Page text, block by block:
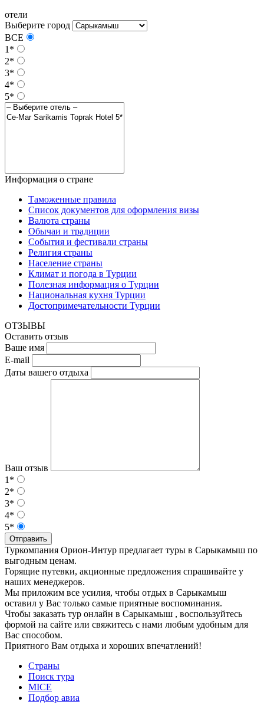
отели
Выберите город
ВСЕ
1*
2*
3*
4*
5*
Информация о стране
Таможенные правила
Список документов для оформления визы
Валюта страны
Обычаи и традиции
События и фестивали страны
Религия страны
Население страны
Климат и погода в Турции
Полезная информация о Турции
Национальная кухня Турции
Достопримечательности Турции
ОТЗЫВЫ
Оставить отзыв
Ваше имя
E-mail
Даты вашего отдыха
Ваш отзыв
1*
2*
3*
4*
5*
Отправить
Туркомпания Орион-Интур предлагает туры в Сарыкамыш по
выгодным ценам.
Горящие путевки, акционные предложения спрашивайте у
наших менеджеров.
Мы приложим все усилия, чтобы отдых в Сарыкамыш
оставил у Вас только самые приятные воспоминания.
Чтобы заказать тур онлайн в Сарыкамыш , воспользуйтесь
формой на сайте или свяжитесь с нами любым удобным для
Вас способом.
Приятного Вам отдыха и хороших впечатлений!
Страны
Поиск тура
MICE
Подбор авиа